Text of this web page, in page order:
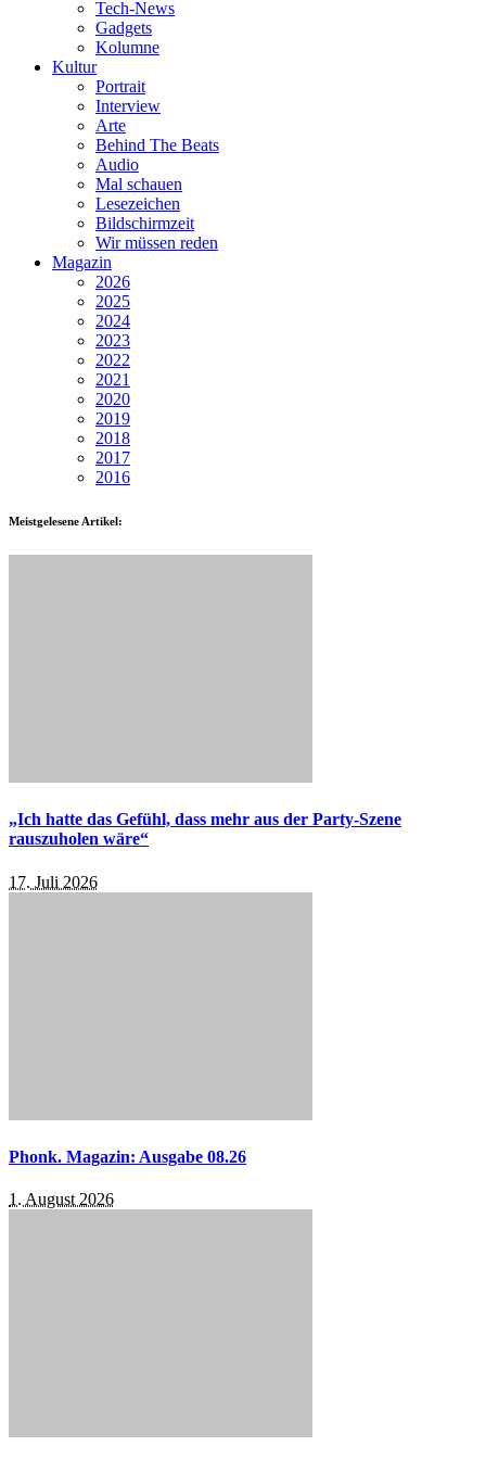
Tech-News
Gadgets
Kolumne
Kultur
Portrait
Interview
Arte
Behind The Beats
Audio
Mal schauen
Lesezeichen
Bildschirmzeit
Wir müssen reden
Magazin
2026
2025
2024
2023
2022
2021
2020
2019
2018
2017
2016
Meistgelesene Artikel:
„Ich hatte das Gefühl, dass mehr aus der Party-Szene
rauszuholen wäre“
17. Juli 2026
Phonk. Magazin: Ausgabe 08.26
1. August 2026